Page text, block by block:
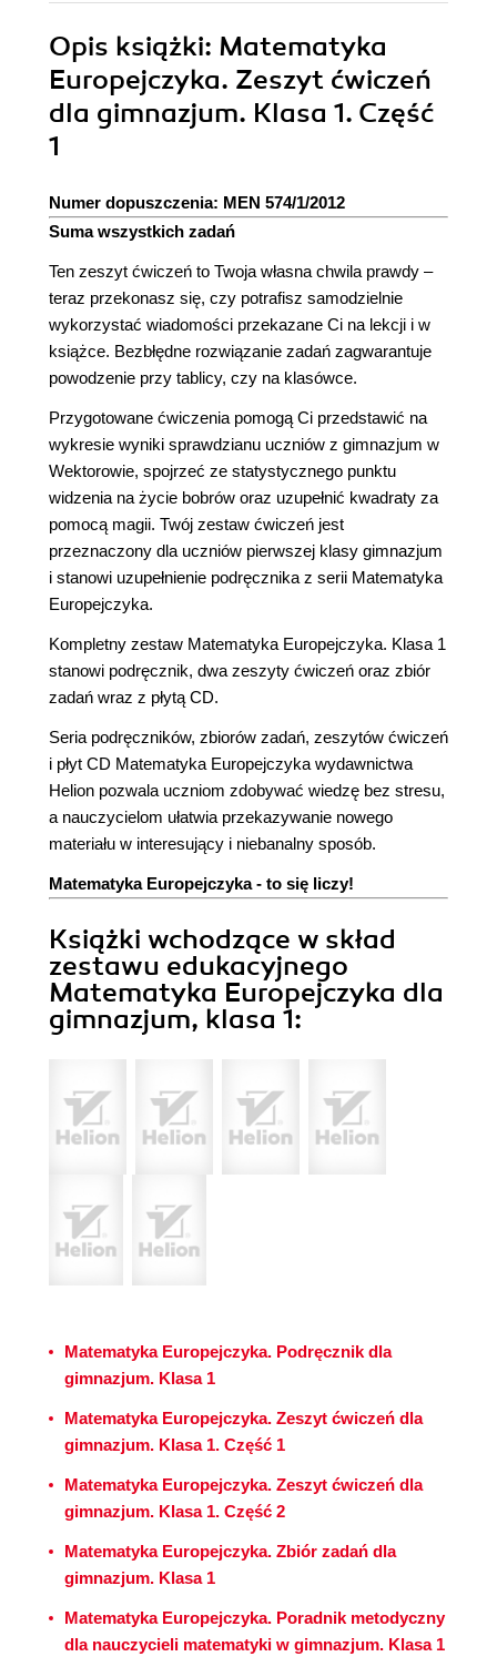
Opis książki: Matematyka
Europejczyka. Zeszyt ćwiczeń
dla gimnazjum. Klasa 1. Część
1
Numer dopuszczenia: MEN 574/1/2012
Suma wszystkich zadań
Ten zeszyt ćwiczeń to Twoja własna chwila prawdy –
teraz przekonasz się, czy potrafisz samodzielnie
wykorzystać wiadomości przekazane Ci na lekcji i w
książce. Bezbłędne rozwiązanie zadań zagwarantuje
powodzenie przy tablicy, czy na klasówce.
Przygotowane ćwiczenia pomogą Ci przedstawić na
wykresie wyniki sprawdzianu uczniów z gimnazjum w
Wektorowie, spojrzeć ze statystycznego punktu
widzenia na życie bobrów oraz uzupełnić kwadraty za
pomocą magii. Twój zestaw ćwiczeń jest
przeznaczony dla uczniów pierwszej klasy gimnazjum
i stanowi uzupełnienie podręcznika z serii Matematyka
Europejczyka.
Kompletny zestaw Matematyka Europejczyka. Klasa 1
stanowi podręcznik, dwa zeszyty ćwiczeń oraz zbiór
zadań wraz z płytą CD.
Seria podręczników, zbiorów zadań, zeszytów ćwiczeń
i płyt CD Matematyka Europejczyka wydawnictwa
Helion pozwala uczniom zdobywać wiedzę bez stresu,
a nauczycielom ułatwia przekazywanie nowego
materiału w interesujący i niebanalny sposób.
Matematyka Europejczyka - to się liczy!
Książki wchodzące w skład
zestawu edukacyjnego
Matematyka Europejczyka dla
gimnazjum, klasa 1:
Matematyka Europejczyka. Podręcznik dla
gimnazjum. Klasa 1
Matematyka Europejczyka. Zeszyt ćwiczeń dla
gimnazjum. Klasa 1. Część 1
Matematyka Europejczyka. Zeszyt ćwiczeń dla
gimnazjum. Klasa 1. Część 2
Matematyka Europejczyka. Zbiór zadań dla
gimnazjum. Klasa 1
Matematyka Europejczyka. Poradnik metodyczny
dla nauczycieli matematyki w gimnazjum. Klasa 1